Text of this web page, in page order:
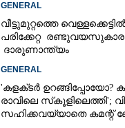
GENERAL
വീട്ടുമുറ്റത്തെ
പരിക്കേറ്റ
ദാരുണാന്ത്യം
GENERAL
'കളക്‌ടർ ഉറങ്ങിപ്പോയോ?
രാവിലെ സ്‌കൂളിലെത്തി';
സഹിക്കവയ്യാതെ